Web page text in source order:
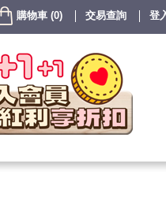
購物車 (0) 交易查詢 登